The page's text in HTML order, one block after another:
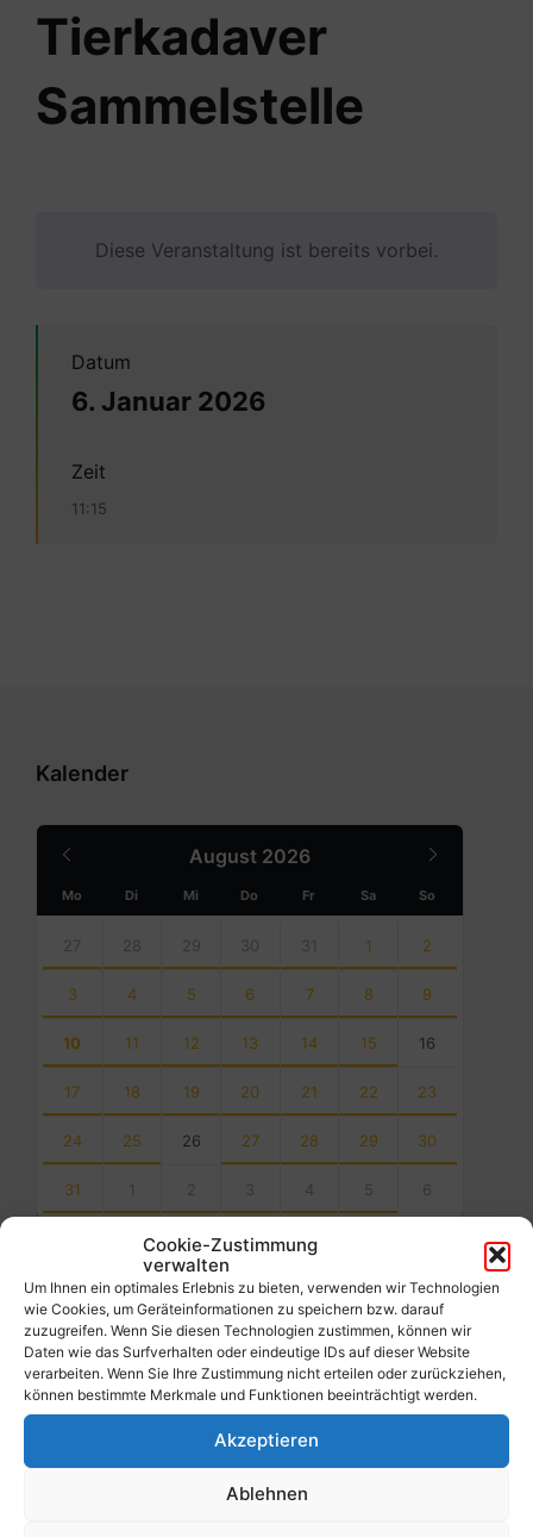
Cookie-Zustimmung
verwalten
Um Ihnen ein optimales Erlebnis zu bieten, verwenden wir Technologien
wie Cookies, um Geräteinformationen zu speichern bzw. darauf
zuzugreifen. Wenn Sie diesen Technologien zustimmen, können wir
Daten wie das Surfverhalten oder eindeutige IDs auf dieser Website
verarbeiten. Wenn Sie Ihre Zustimmung nicht erteilen oder zurückziehen,
können bestimmte Merkmale und Funktionen beeinträchtigt werden.
Akzeptieren
Ablehnen
Tierkadaver
Sammelstelle
Diese Veranstaltung ist bereits vorbei.
Datum
6. Januar 2026
Zeit
11:15
Kalender
August 2026
Month
Mo Di Mi Do Fr Sa So
calendar
days
27 28 29 30 31 1 2
3 4 5 6 7 8 9
10 11 12 13 14 15 16
17 18 19 20 21 22 23
24 25 26 27 28 29 30
31 1 2 3 4 5 6
days
Filter